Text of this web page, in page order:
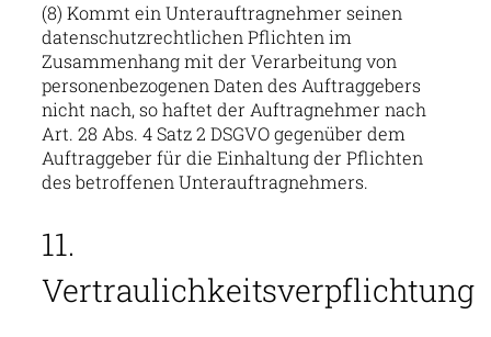
(8) Kommt ein Unterauftragnehmer seinen
datenschutzrechtlichen Pflichten im
Zusammenhang mit der Verarbeitung von
personenbezogenen Daten des Auftraggebers
nicht nach, so haftet der Auftragnehmer nach
Art. 28 Abs. 4 Satz 2 DSGVO gegenüber dem
Auftraggeber für die Einhaltung der Pflichten
des betroffenen Unterauftragnehmers.
11.
Vertraulichkeitsverpflichtung